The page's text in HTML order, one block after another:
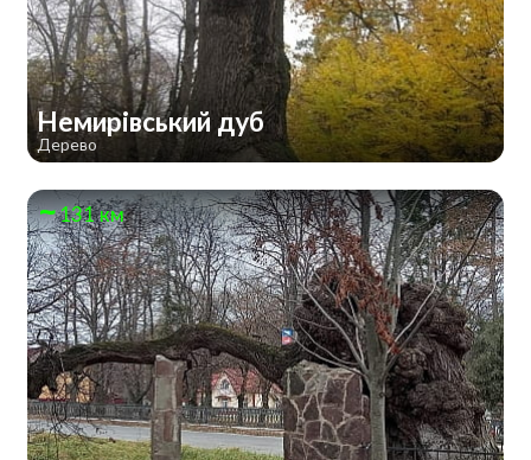
Немирівський дуб
Дерево
131 км